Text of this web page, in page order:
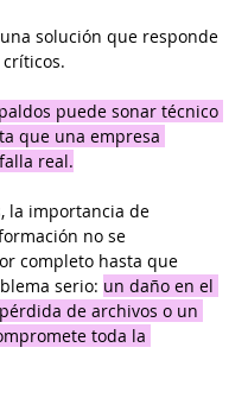
solución que responde
puede sonar técnico
que una empresa
real.
la importancia de
no se
completo hasta que
serio: un daño en el
de archivos o un
toda la